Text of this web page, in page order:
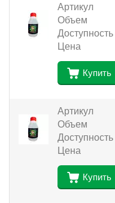
Артикул
Объем
Доступность
Цена
Купить
Артикул
Объем
Доступность
Цена
Купить